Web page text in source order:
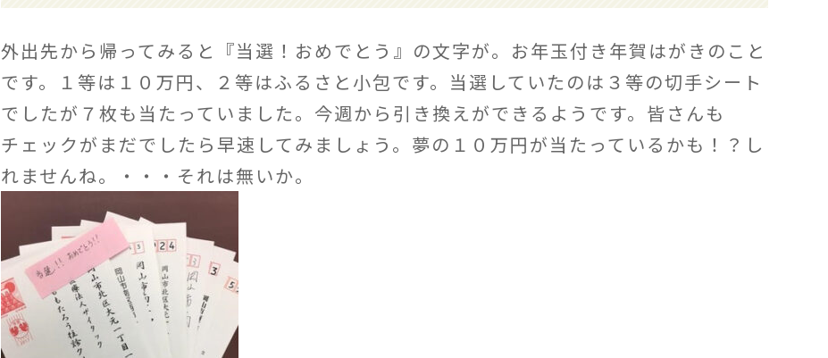
外出先から帰ってみると『当選！おめでとう』の文字が。お年玉付き年賀はがきのこと
です。１等は１０万円、２等はふるさと小包です。当選していたのは３等の切手シート
でしたが７枚も当たっていました。今週から引き換えができるようです。皆さんも
チェックがまだでしたら早速してみましょう。夢の１０万円が当たっているかも！？し
れませんね。・・・それは無いか。